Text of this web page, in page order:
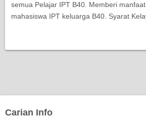
semua Pelajar IPT B40. Memberi
mahasiswa IPT keluarga B40. Syarat
Carian Info